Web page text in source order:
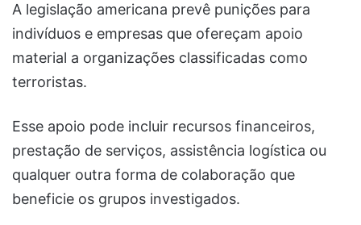
A legislação americana prevê punições para
indivíduos e empresas que ofereçam apoio
material a organizações classificadas como
terroristas.
Esse apoio pode incluir recursos financeiros,
prestação de serviços, assistência logística ou
qualquer outra forma de colaboração que
beneficie os grupos investigados.